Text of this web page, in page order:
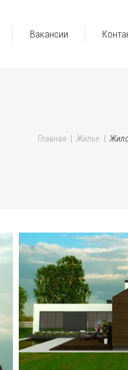
Вакансии
Главная | Жилье |